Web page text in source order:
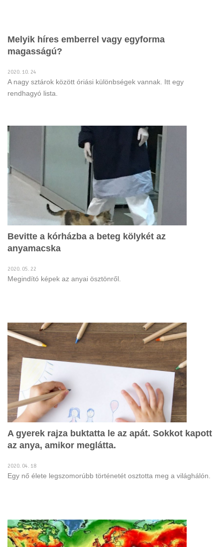
Melyik híres emberrel vagy egyforma
magasságú?
2020. 10. 24
A nagy sztárok között óriási különbségek vannak. Itt egy
rendhagyó lista.
Bevitte a kórházba a beteg kölykét az
anyamacska
2020. 05. 22
Megindító képek az anyai ösztönről.
A gyerek rajza buktatta le az apát. Sokkot kapott
az anya, amikor meglátta.
2020. 04. 18
Egy nő élete legszomorúbb történetét osztotta meg a világhálón.